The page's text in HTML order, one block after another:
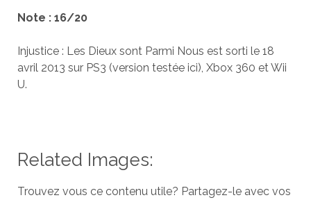
Note : 16/20
Injustice : Les Dieux sont Parmi Nous est sorti le 18
avril 2013 sur PS3 (version testée ici), Xbox 360 et Wii
U.
Related Images:
Trouvez vous ce contenu utile? Partagez-le avec vos